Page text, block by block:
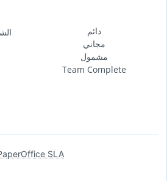
6
دائم
مجاني
مشمول
Team Complete
SLA